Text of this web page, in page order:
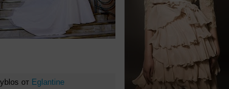
от Eglantine